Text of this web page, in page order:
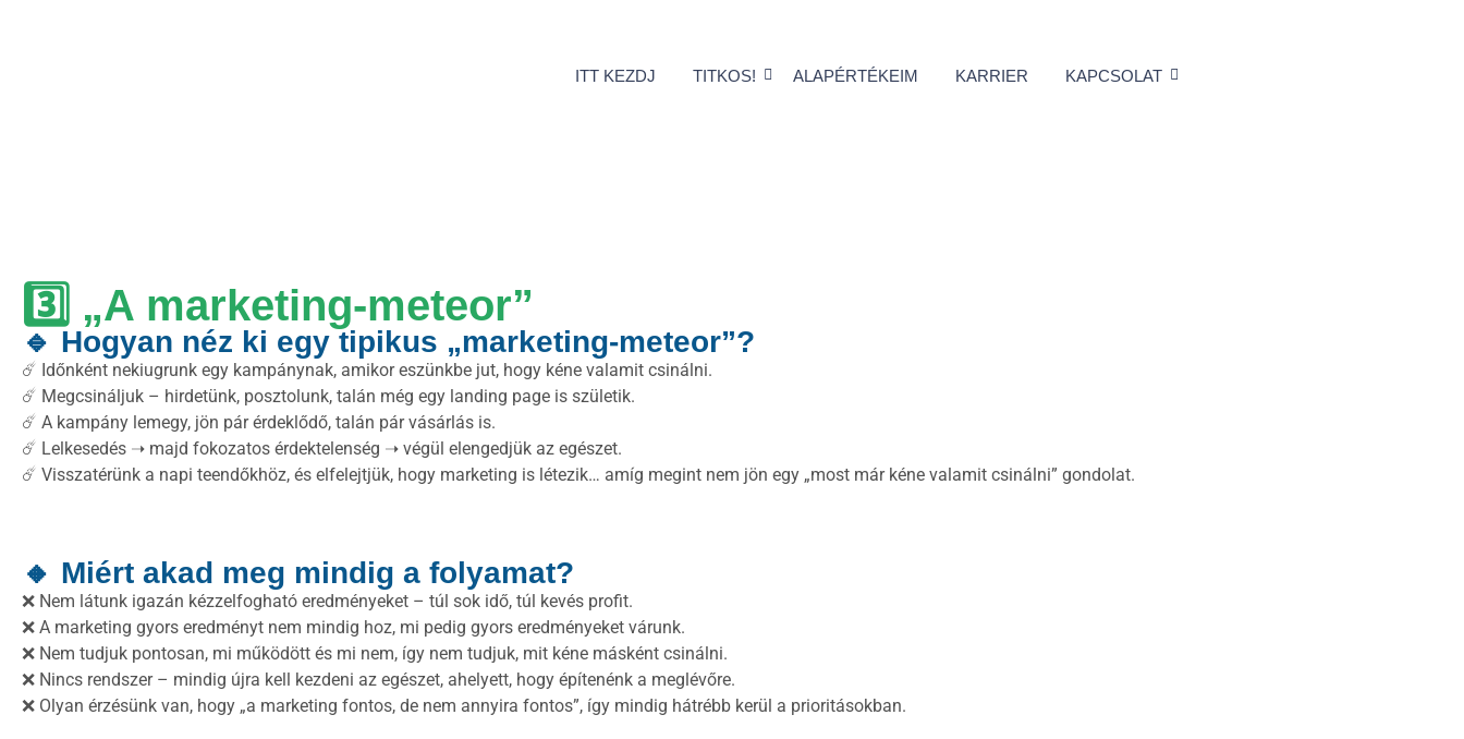
ITT KEZDJ TITKOS! ALAPÉRTÉKEIM KARRIER KAPCSOLAT
3️⃣ „A marketing-meteor”
🔹 Hogyan néz ki egy tipikus „marketing-meteor”?
☄️ Időnként nekiugrunk egy kampánynak, amikor eszünkbe jut, hogy kéne valamit csinálni.
☄️ Megcsináljuk – hirdetünk, posztolunk, talán még egy landing page is születik.
☄️ A kampány lemegy, jön pár érdeklődő, talán pár vásárlás is.
☄️ Lelkesedés ➝ majd fokozatos érdektelenség ➝ végül elengedjük az egészet.
☄️ Visszatérünk a napi teendőkhöz, és elfelejtjük, hogy marketing is létezik… amíg megint nem jön egy „most már kéne valamit csinálni” gondolat.
🔸 Miért akad meg mindig a folyamat?
❌ Nem látunk igazán kézzelfogható eredményeket – túl sok idő, túl kevés profit.
❌ A marketing gyors eredményt nem mindig hoz, mi pedig gyors eredményeket várunk.
❌ Nem tudjuk pontosan, mi működött és mi nem, így nem tudjuk, mit kéne másként csinálni.
❌ Nincs rendszer – mindig újra kell kezdeni az egészet, ahelyett, hogy építenénk a meglévőre.
❌ Olyan érzésünk van, hogy „a marketing fontos, de nem annyira fontos”, így mindig hátrébb kerül a prioritásokban.